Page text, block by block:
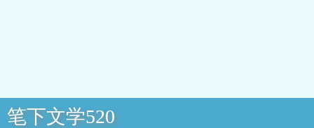
笔下文学520